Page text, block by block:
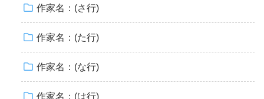
作家名：(さ行)
作家名：(た行)
作家名：(な行)
作家名：(は行)